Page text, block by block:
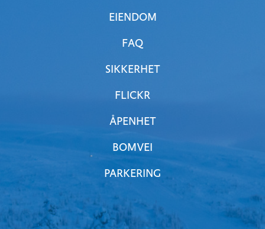
EIENDOM
FAQ
SIKKERHET
FLICKR
ÅPENHET
BOMVEI
PARKERING